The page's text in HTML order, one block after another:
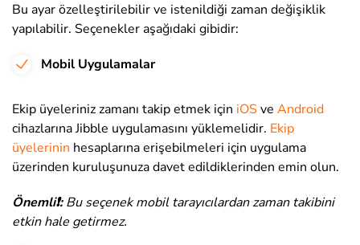
Bu ayar özelleştirilebilir ve istenildiği zaman değişiklik
yapılabilir. Seçenekler aşağıdaki gibidir:
Mobil Uygulamalar
Ekip üyeleriniz zamanı takip etmek için iOSve Android
cihazlarına Jibble uygulamasını yüklemelidir. Ekip
üyelerinin hesaplarına erişebilmeleri için uygulama
üzerinden kuruluşunuza davet edildiklerinden emin olun.
Önemli❗️:Bu seçenek mobil tarayıcılardan zaman takibini
etkin hale getirmez.